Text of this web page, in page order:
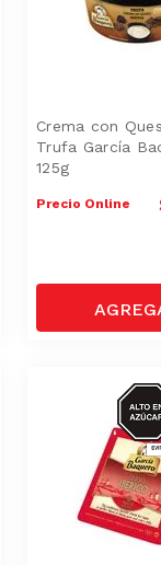
Crema con
Trufa García
125g
Precio Online